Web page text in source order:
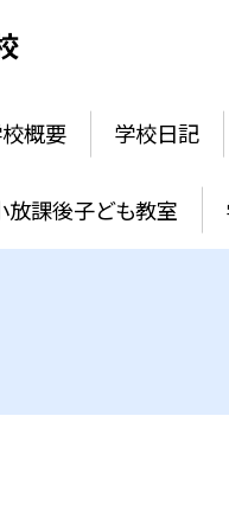
概要 学校日記
放課後子ども教室